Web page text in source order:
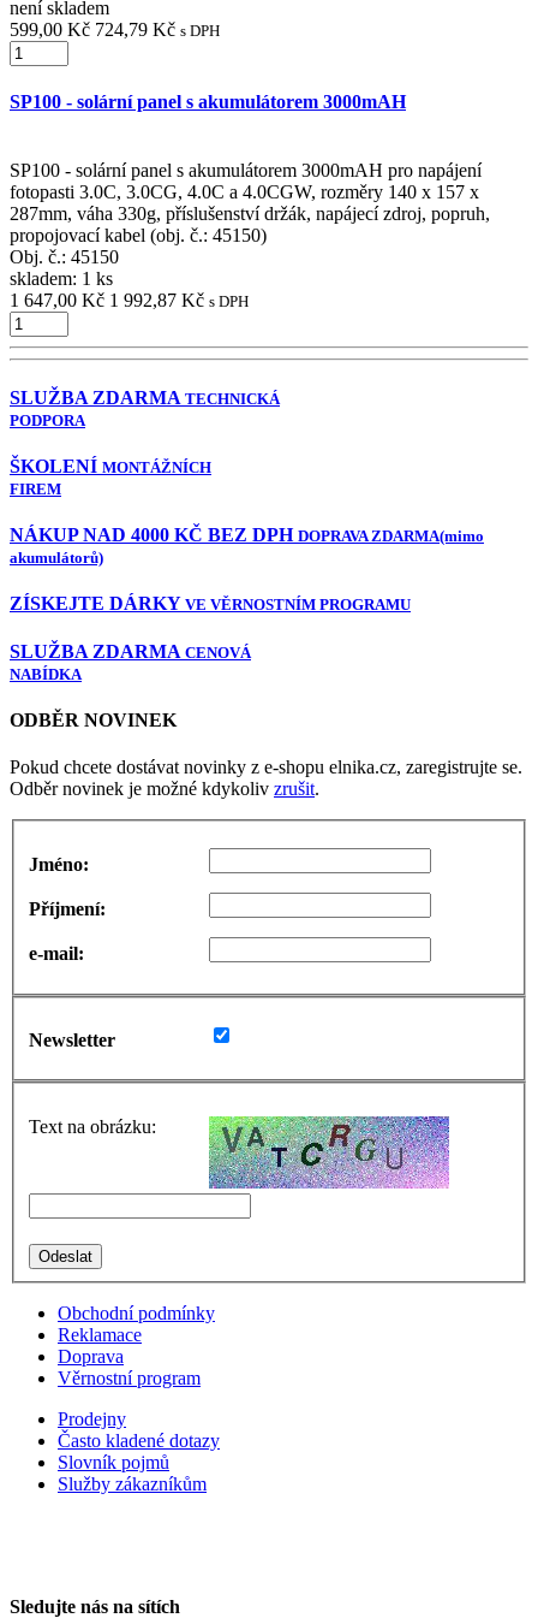
není skladem
599,00 Kč 724,79 Kč s DPH
SP100 - solární panel s akumulátorem 3000mAH
SP100 - solární panel s akumulátorem 3000mAH pro napájení
fotopasti 3.0C, 3.0CG, 4.0C a 4.0CGW, rozměry 140 x 157 x
287mm, váha 330g, příslušenství držák, napájecí zdroj, popruh,
propojovací kabel (obj. č.: 45150)
Obj. č.: 45150
skladem: 1 ks
1 647,00 Kč 1 992,87 Kč s DPH
SLUŽBA ZDARMA TECHNICKÁ
PODPORA
ŠKOLENÍ MONTÁŽNÍCH
FIREM
NÁKUP NAD 4000 KČ BEZ DPH DOPRAVA ZDARMA(mimo
akumulátorů)
ZÍSKEJTE DÁRKY VE VĚRNOSTNÍM PROGRAMU
SLUŽBA ZDARMA CENOVÁ
NABÍDKA
ODBĚR NOVINEK
Pokud chcete dostávat novinky z e-shopu elnika.cz, zaregistrujte se.
Odběr novinek je možné kdykoliv zrušit.
Jméno:
Příjmení:
e-mail:
Newsletter
Text na obrázku:
Obchodní podmínky
Reklamace
Doprava
Věrnostní program
Prodejny
Často kladené dotazy
Slovník pojmů
Služby zákazníkům
Sledujte nás na sítích